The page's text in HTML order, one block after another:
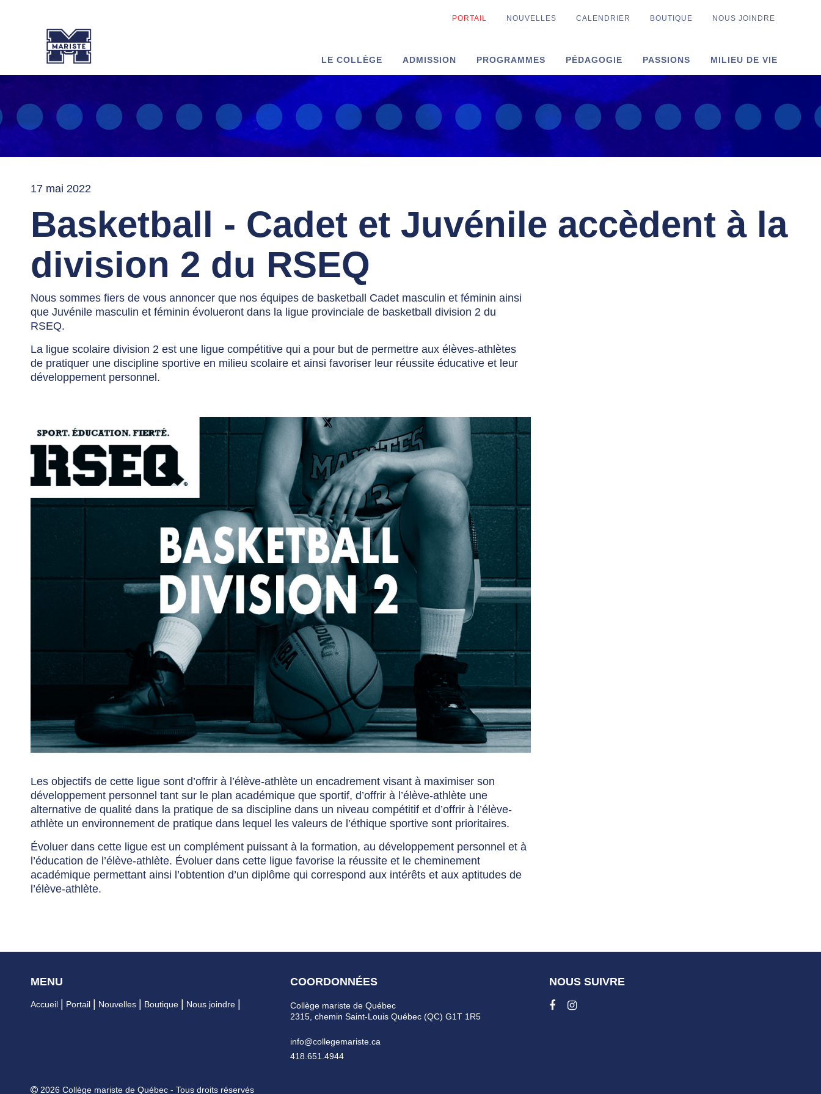
PORTAIL NOUVELLES CALENDRIER BOUTIQUE NOUS JOINDRE
LE COLLÈGE ADMISSION PROGRAMMES PÉDAGOGIE PASSIONS MILIEU DE VIE
17 mai 2022
Basketball - Cadet et Juvénile accèdent à la
division 2 du RSEQ
Nous sommes fiers de vous annoncer que nos équipes de basketball Cadet masculin et féminin ainsi
que Juvénile masculin et féminin évolueront dans la ligue provinciale de basketball division 2 du
RSEQ.
La ligue scolaire division 2 est une ligue compétitive qui a pour but de permettre aux élèves-athlètes
de pratiquer une discipline sportive en milieu scolaire et ainsi favoriser leur réussite éducative et leur
développement personnel.
Les objectifs de cette ligue sont d’offrir à l’élève-athlète un encadrement visant à maximiser son
développement personnel tant sur le plan académique que sportif, d’offrir à l’élève-athlète une
alternative de qualité dans la pratique de sa discipline dans un niveau compétitif et d’offrir à l’élève-
athlète un environnement de pratique dans lequel les valeurs de l’éthique sportive sont prioritaires.
Évoluer dans cette ligue est un complément puissant à la formation, au développement personnel et à
l’éducation de l’élève-athlète. Évoluer dans cette ligue favorise la réussite et le cheminement
académique permettant ainsi l’obtention d’un diplôme qui correspond aux intérêts et aux aptitudes de
l’élève-athlète.
MENU
Accueil Portail Nouvelles Boutique Nous joindre
COORDONNÉES
Collège mariste de Québec
2315, chemin Saint-Louis Québec (QC) G1T 1R5
info@collegemariste.ca
418.651.4944
NOUS SUIVRE
2026 Collège mariste de Québec - Tous droits réservés